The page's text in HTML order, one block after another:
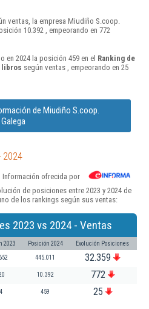
ventas, la empresa Miudiño S.coop.
10.392 , empeorando en 772
en 2024 la posición 459 en el Ranking de
libros según ventas , empeorando en 25
de Miudiño S.coop.
Galega
2024
Información ofrecida por
de posiciones entre 2023 y 2024 de
de los rankings según sus ventas:
2023 vs 2024 - Ventas
2023 Posición 2024 Evolución Posiciones
445.011 32.359
10.392 772
459 25